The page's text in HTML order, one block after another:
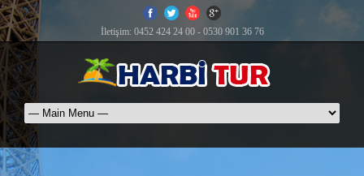
İletişim: 0452 424 24 00 - 0530 901 36 76